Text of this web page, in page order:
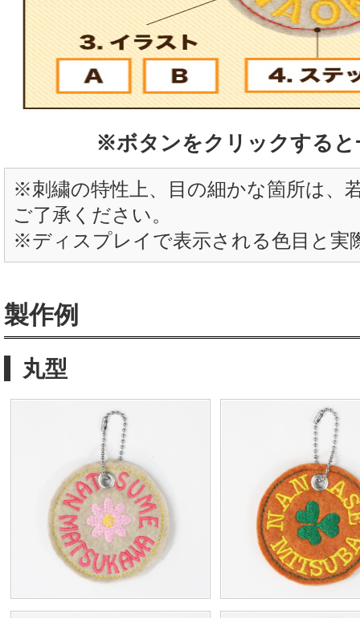
※ボタンをクリックすると
※刺繍の特性上、目の細かな箇所は、
ご了承ください。
※ディスプレイで表示される色目と実
製作例
丸型